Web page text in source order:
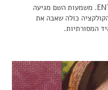
נולדה לנו קולקציה חדשה – ENTWINE. משמעות השם מגיעה
כולה שאבה את
המסורתיות.